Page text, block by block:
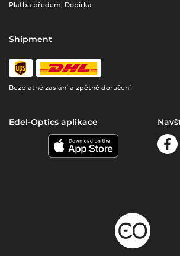
Platba předem, Dobírka
Shipment
Bezplatné zaslání a zpětné doručení
Edel-Optics aplikace